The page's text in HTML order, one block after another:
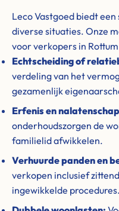
Leco Vastgoed biedt
diverse situaties. Onze
voor verkopers in
Echtscheiding of
verdeling van het
gezamenlijk
Erfenis en
onderhoudszorgen de
familielid afwikkelen.
Verhuurde panden en
verkopen inclusief
ingewikkelde procedures.